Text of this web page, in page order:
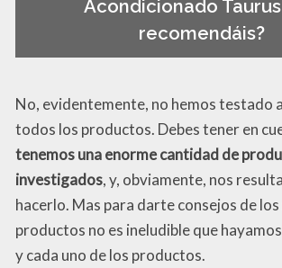
Acondicionado
recomendáis?
No, evidentemente, no hemos testado
todos los productos. Debes tener en
tenemos una enorme cantidad de
investigados, y, obviamente, nos
hacerlo. Mas para darte consejos de
productos no es ineludible que
y cada uno de los productos.